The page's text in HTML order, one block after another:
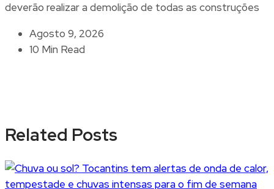
deverão realizar a demolição de todas as construções
Agosto 9, 2026
10 Min Read
Related Posts